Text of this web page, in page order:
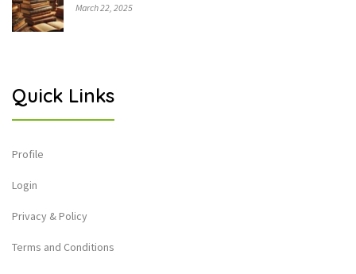
March 22, 2025
Quick Links
Profile
Login
Privacy & Policy
Terms and Conditions